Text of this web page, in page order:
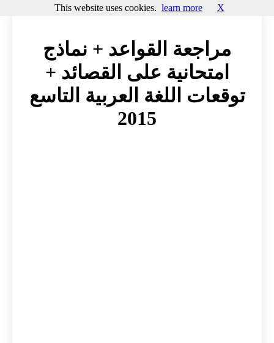
مراجعة القواعد + نماذج
امتحانية على القصائد +
توقعات اللغة العربية التاسع
2015
This website uses cookies. learn more X